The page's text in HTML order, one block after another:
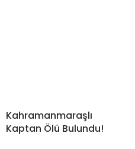
Kahramanmaraşlı
Kaptan Ölü Bulundu!